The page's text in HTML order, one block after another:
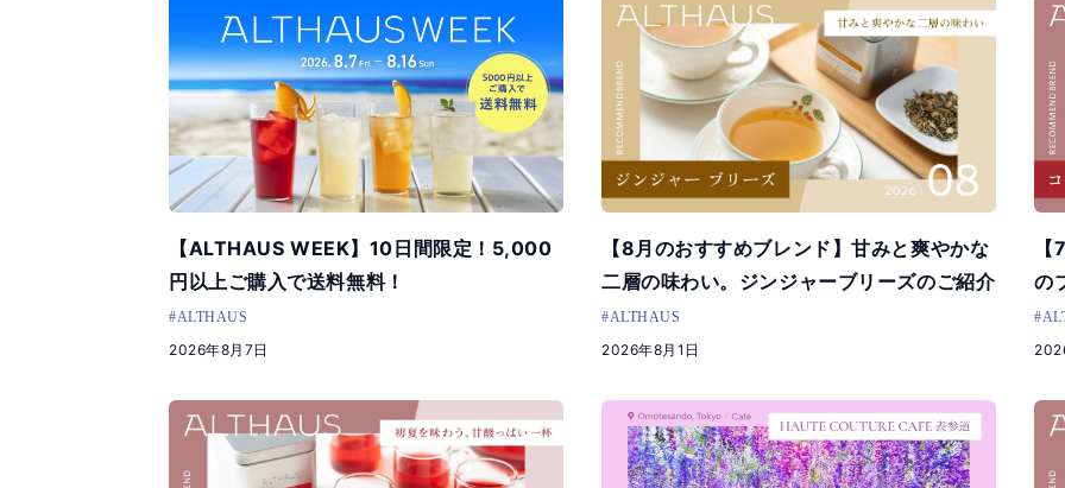
【ALTHAUS WEEK】10日間限定！5,000
円以上ご購入で送料無料！
#ALTHAUS
2026年8月7日
【8月のおすすめブレンド】甘みと爽やかな
二層の味わい。ジンジャーブリーズのご紹介
#ALTHAUS
2026年8月1日
の